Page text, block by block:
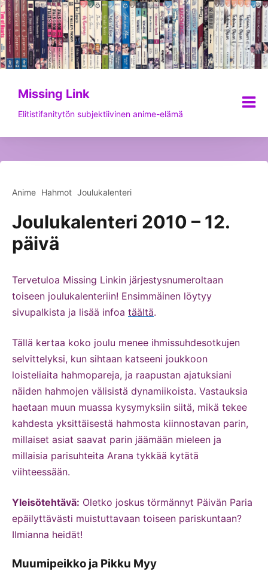
Siirry
sisältöön
Missing Link
Elitistifanitytön subjektiivinen anime-elämä
Anime Hahmot Joulukalenteri
Joulukalenteri 2010 – 12.
päivä
Tervetuloa Missing Linkin järjestysnumeroltaan
toiseen joulukalenteriin! Ensimmäinen löytyy
sivupalkista ja lisää infoa täältä.
Tällä kertaa koko joulu menee ihmissuhdesotkujen
selvittelyksi, kun sihtaan katseeni joukkoon
loisteliaita hahmopareja, ja raapustan ajatuksiani
näiden hahmojen välisistä dynamiikoista. Vastauksia
haetaan muun muassa kysymyksiin siitä, mikä tekee
kahdesta yksittäisestä hahmosta kiinnostavan parin,
millaiset asiat saavat parin jäämään mieleen ja
millaisia parisuhteita Arana tykkää kytätä
viihteessään.
Yleisötehtävä: Oletko joskus törmännyt Päivän Paria
epäilyttävästi muistuttavaan toiseen pariskuntaan?
Ilmianna heidät!
Muumipeikko ja Pikku Myy